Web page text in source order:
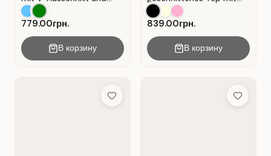
Wickeloptik. Grün.
779.00грн.
В корзину
durchbrochener
Spitzeneinlage.
839.00грн.
В корзину
Add to Wish List Add to